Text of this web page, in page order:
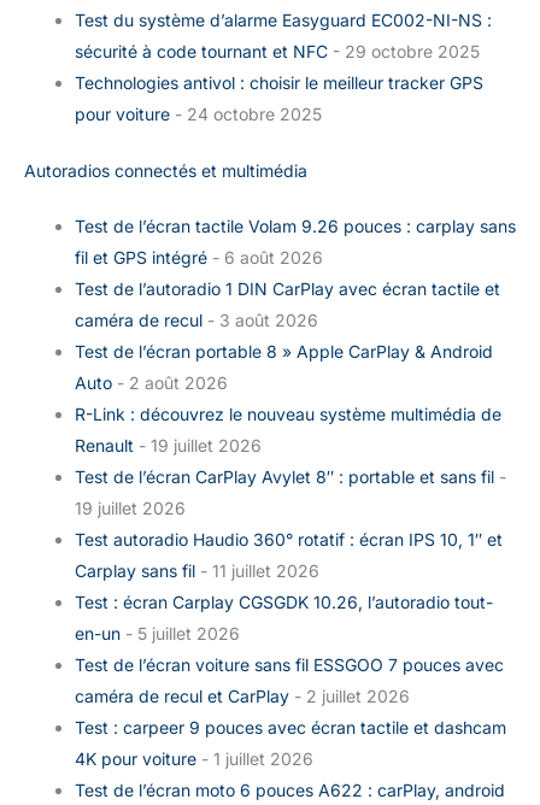
Test du système d’alarme Easyguard EC002-NI-NS :
sécurité à code tournant et NFC - 29 octobre 2025
Technologies antivol : choisir le meilleur tracker GPS
pour voiture - 24 octobre 2025
Autoradios connectés et multimédia
Test de l’écran tactile Volam 9.26 pouces : carplay sans
fil et GPS intégré - 6 août 2026
Test de l’autoradio 1 DIN CarPlay avec écran tactile et
caméra de recul - 3 août 2026
Test de l’écran portable 8 » Apple CarPlay & Android
Auto - 2 août 2026
R-Link : découvrez le nouveau système multimédia de
Renault - 19 juillet 2026
Test de l’écran CarPlay Avylet 8″ : portable et sans fil -
19 juillet 2026
Test autoradio Haudio 360° rotatif : écran IPS 10, 1″ et
Carplay sans fil - 11 juillet 2026
Test : écran Carplay CGSGDK 10.26, l’autoradio tout-
en-un - 5 juillet 2026
Test de l’écran voiture sans fil ESSGOO 7 pouces avec
caméra de recul et CarPlay - 2 juillet 2026
Test : carpeer 9 pouces avec écran tactile et dashcam
4K pour voiture - 1 juillet 2026
Test de l’écran moto 6 pouces A622 : carPlay, android